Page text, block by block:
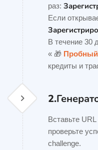
раз:
Если
В течение 30
« 🎁
кредиты и
2.
Вставьте
проверьте
challenge.